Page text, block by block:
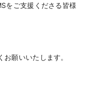
をご支援くださる皆様
願いいたします。